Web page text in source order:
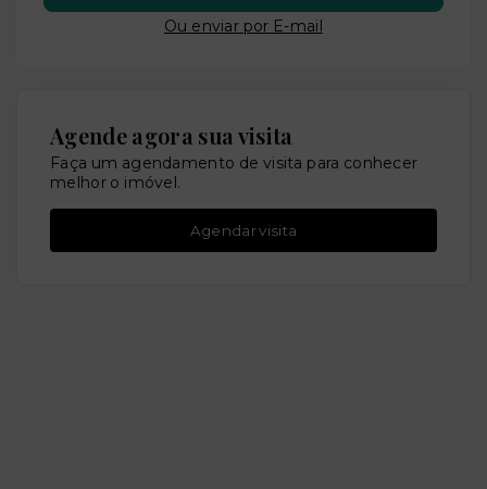
Ou enviar por E-mail
Agende agora sua visita
Faça um agendamento de visita para conhecer
melhor o imóvel.
Agendar visita